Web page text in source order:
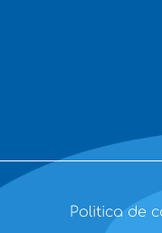
Politica de